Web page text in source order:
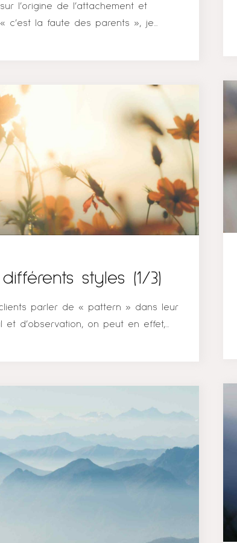
l’origine de l’attachement et
c’est la faute des parents », je
? » Non, pas forcément. Cela
est humaine et chaque parent a
et ses failles. Ce qui va « jouer
dont ils ont pu revenir...
styles (1/3)
clients parler de « pattern » dans leur
et d’observation, on peut en effet,
ne peux compter que sur moi-même
même manière. Cela s’appelle l ‘...